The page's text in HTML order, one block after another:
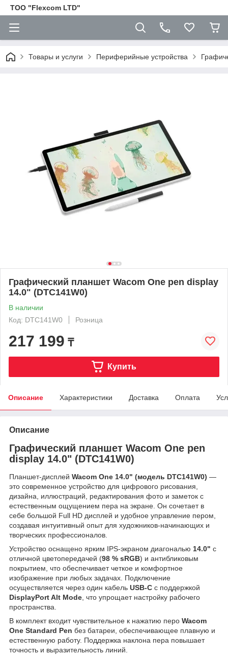
ТОО "Flexcom LTD"
Товары и услуги Периферийные устройства
Графический планшет Wacom One pen display
14.0" (DTC141W0)
В наличии
Код: DTC141W0
Розница
217 199 ₸
Купить
Описание Характеристики Доставка Оплата
Описание
Графический планшет Wacom One pen
display 14.0" (DTC141W0)
Планшет-дисплей Wacom One 14.0" (модель DTC141W0) —
это современное устройство для цифрового рисования,
дизайна, иллюстраций, редактирования фото и заметок с
естественным ощущением пера на экране. Он сочетает в
себе большой Full HD дисплей и удобное управление пером,
создавая интуитивный опыт для художников-начинающих и
творческих профессионалов.
Устройство оснащено ярким IPS-экраном диагональю 14.0" с
отличной цветопередачей (98 % sRGB) и антибликовым
покрытием, что обеспечивает четкое и комфортное
изображение при любых задачах. Подключение
осуществляется через один кабель USB-C с поддержкой
DisplayPort Alt Mode, что упрощает настройку рабочего
пространства.
В комплект входит чувствительное к нажатию перо Wacom
One Standard Pen без батареи, обеспечивающее плавную и
естественную работу. Поддержка наклона пера повышает
точность и выразительность линий.